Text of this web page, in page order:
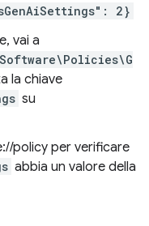
2}
vai a
la chiave
su
policy per verificare
abbia un valore della